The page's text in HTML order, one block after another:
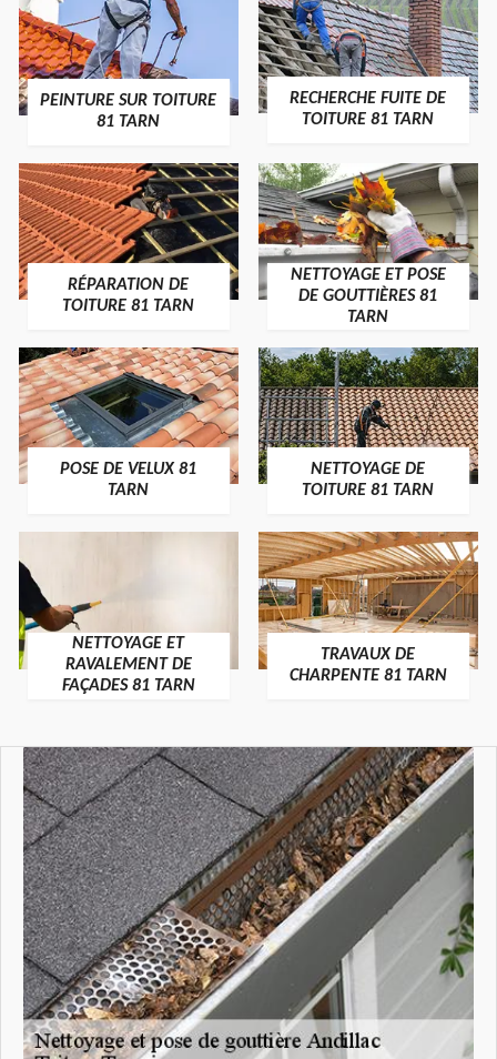
PEINTURE SUR TOITURE
81 TARN
RECHERCHE FUITE DE
TOITURE 81 TARN
RÉPARATION DE
TOITURE 81 TARN
NETTOYAGE ET POSE
DE GOUTTIÈRES 81
TARN
POSE DE VELUX 81
TARN
NETTOYAGE DE
TOITURE 81 TARN
NETTOYAGE ET
RAVALEMENT DE
FAÇADES 81 TARN
TRAVAUX DE
CHARPENTE 81 TARN